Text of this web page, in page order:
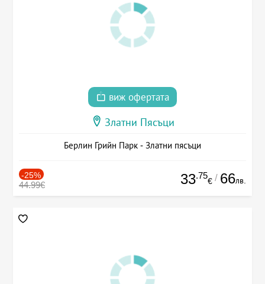
виж офертата
Златни Пясъци
Берлин Грийн Парк - Златни пясъци
-25%
44.99€ 33.75
€ / 66лв.